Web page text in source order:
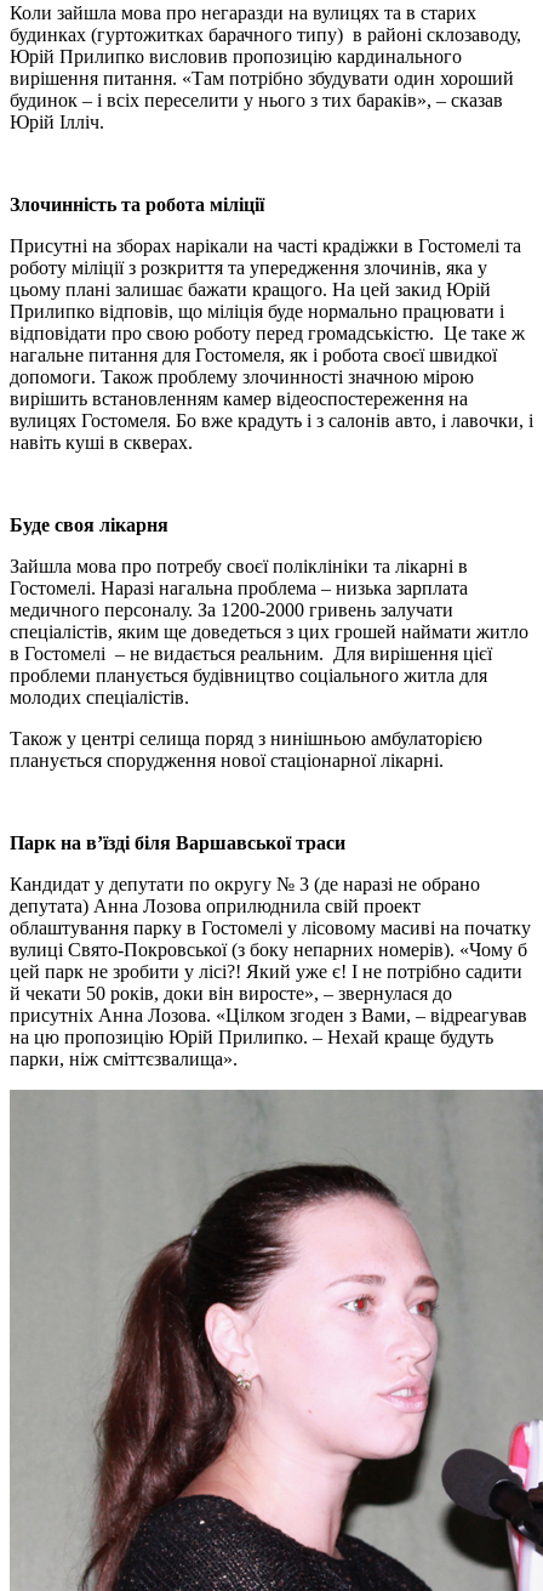
Коли зайшла мова про негаразди на вулицях та в старих
будинках (гуртожитках барачного типу) в районі склозаводу,
Юрій Прилипко висловив пропозицію кардинального
вирішення питання. «Там потрібно збудувати один хороший
будинок – і всіх переселити у нього з тих бараків», – сказав
Юрій Ілліч.
Злочинність та робота міліції
Присутні на зборах нарікали на часті крадіжки в Гостомелі та
роботу міліції з розкриття та упередження злочинів, яка у
цьому плані залишає бажати кращого. На цей закид Юрій
Прилипко відповів, що міліція буде нормально працювати і
відповідати про свою роботу перед громадськістю. Це таке ж
нагальне питання для Гостомеля, як і робота своєї швидкої
допомоги. Також проблему злочинності значною мірою
вирішить встановленням камер відеоспостереження на
вулицях Гостомеля. Бо вже крадуть і з салонів авто, і лавочки, і
навіть куші в скверах.
Буде своя лікарня
Зайшла мова про потребу своєї поліклініки та лікарні в
Гостомелі. Наразі нагальна проблема – низька зарплата
медичного персоналу. За 1200-2000 гривень залучати
спеціалістів, яким ще доведеться з цих грошей наймати житло
в Гостомелі – не видається реальним. Для вирішення цієї
проблеми планується будівництво соціального житла для
молодих спеціалістів.
Також у центрі селища поряд з нинішньою амбулаторією
планується спорудження нової стаціонарної лікарні.
Парк на в’їзді біля Варшавської траси
Кандидат у депутати по округу № 3 (де наразі не обрано
депутата) Анна Лозова оприлюднила свій проект
облаштування парку в Гостомелі у лісовому масиві на початку
вулиці Свято-Покровської (з боку непарних номерів). «Чому б
цей парк не зробити у лісі?! Який уже є! І не потрібно садити
й чекати 50 років, доки він виросте», – звернулася до
присутніх Анна Лозова. «Цілком згоден з Вами, – відреагував
на цю пропозицію Юрій Прилипко. – Нехай краще будуть
парки, ніж сміттєзвалища».